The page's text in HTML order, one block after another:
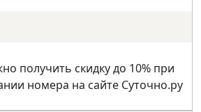
получить скидку до 10% при
номера на сайте Суточно.ру